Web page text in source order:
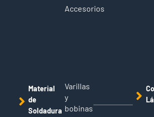
Accesorios
Material
de
Soldadura
Varillas
y
bobinas